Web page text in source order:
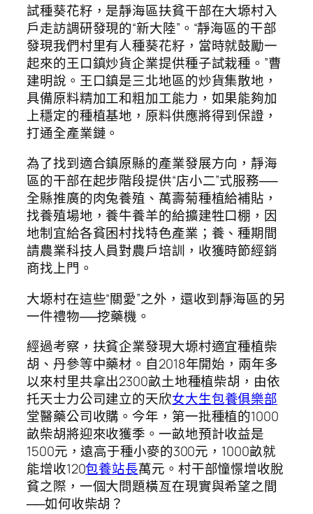
試種葵花籽，是靜海區扶貧干部在大塬村入
戶走訪調研發現的“新大陸”。“靜海區的干部
發現我們村里有人種葵花籽，當時就鼓勵一
起來的王口鎮炒貨企業提供種子試栽種。”曹
建明說。王口鎮是三北地區的炒貨集散地，
具備原料精加工和粗加工能力，如果能夠加
上穩定的種植基地，原料供應將得到保證，
打通全產業鏈。
為了找到適合鎮原縣的產業發展方向，靜海
區的干部在起步階段提供“店小二”式服務──
全縣推廣的肉兔養殖、萬壽菊種植給補貼，
找養殖場地，養牛養羊的給擴建牲口棚，因
地制宜給各貧困村找特色產業；養、種期間
請農業科技人員對農戶培訓，收獲時節經銷
商找上門。
大塬村在這些“關愛”之外，還收到靜海區的另
一件禮物──挖藥機。
經過考察，扶貧企業發現大塬村適宜種植柴
胡、丹參等中藥材。自2018年開始，兩年多
以來村里共拿出2300畝土地種植柴胡，由依
托天士力公司建立的天欣女大生包養俱樂部
堂醫藥公司收購。今年，第一批種植的1000
畝柴胡將迎來收獲季。一畝地預計收益是
1500元，遠高于種小麥的300元，1000畝就
能增收120包養站長萬元。村干部憧憬增收脫
貧之際，一個大問題橫亙在現實與希望之間
──如何收柴胡？